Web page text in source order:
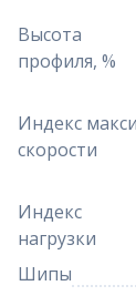
Высота
профиля, %
Индекс
скорости
Индекс
нагрузки
Шипы